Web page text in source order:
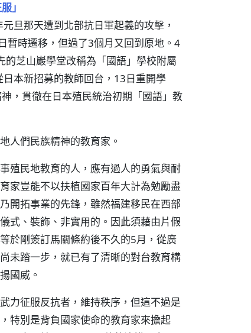
」
旦那天遭到北部抗日軍起義的攻擊，
暫時遷移，但過了3個月又回到原地。4
芝山巖學堂改稱為「國語」學校附屬
本新招募的教師回台，13日重開學
，貫徹在日本殖民統治初期「國語」教
人們民族精神的教育家。
殖民地教育的人，應有過人的勇氣與耐
家豈能不以扶植國家百年大計為勉勵盡
開拓事業的先鋒，雖然福建移民在西部
式、裝飾、非實用的。因此須藉由片假
於剛簽訂馬關條約後不久的5月，從廣
未踏一步，就已有了清晰的對台教育構
國威。
力征服反抗者，維持秩序，但這不過是
特別是背負國家使命的教育家來擔起